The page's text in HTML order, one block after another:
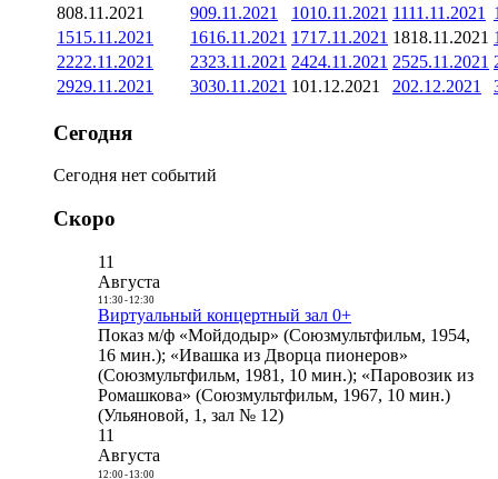
808.11.2021 909.11.2021 1010.11.2021 1111.11.2021
1515.11.2021 1616.11.2021 1717.11.2021 1818.11.2021
2222.11.2021 2323.11.2021 2424.11.2021 2525.11.2021
2929.11.2021 3030.11.2021 101.12.2021 202.12.2021
Сегодня
Сегодня нет событий
Скоро
11
Августа
11:30- 12:30
Виртуальный концертный зал 0+
Показ м/ф «Мойдодыр» (Союзмультфильм, 1954,
16 мин.); «Ивашка из Дворца пионеров»
(Союзмультфильм, 1981, 10 мин.); «Паровозик из
Ромашкова» (Союзмультфильм, 1967, 10 мин.)
(Ульяновой, 1, зал № 12)
11
Августа
12:00- 13:00